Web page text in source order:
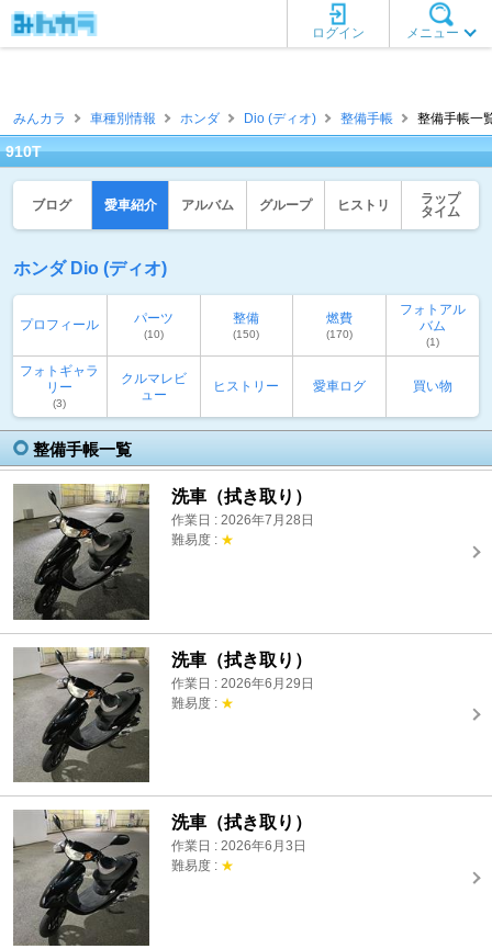
メニュー
ログイン
みんカラ 車種別情報 ホンダ Dio (ディオ) 整備手帳 整備手帳一
910T
ブログ 愛車紹介 アルバム グループ ヒストリ
ラップ
タイム
ホンダ Dio (ディオ)
プロフィール パーツ
(10)
整備
(150)
燃費
(170)
フォトアル
バム
(1)
フォトギャラ
リー
(3)
クルマレビ
ュー
ヒストリー 愛車ログ 買い物
整備手帳一覧
洗車（拭き取り）
作業日 : 2026年7月28日
難易度 : ★
洗車（拭き取り）
作業日 : 2026年6月29日
難易度 : ★
洗車（拭き取り）
作業日 : 2026年6月3日
難易度 : ★